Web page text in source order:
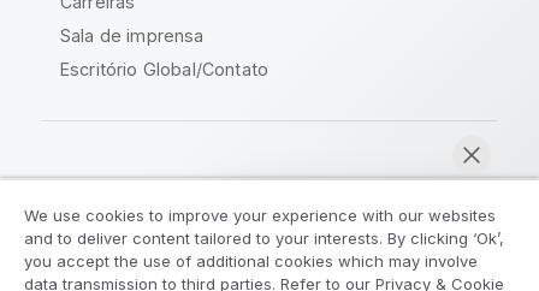
Sala de imprensa
Escritório Global/Contato
Acordos legais
Termos do produto
We use cookies to improve your experience with our websites
and to deliver content tailored to your interests. By clicking ‘Ok’,
you accept the use of additional cookies which may involve
data transmission to third parties. Refer to our Privacy & Cookie